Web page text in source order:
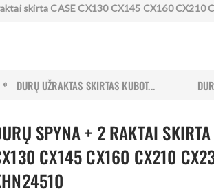
skirta CASE CX130 CX145 CX160 CX210
DURŲ UŽRAKTAS SKIRTAS KUBOT...
SPYNA + 2 RAKTAI
CX145 CX160 CX210